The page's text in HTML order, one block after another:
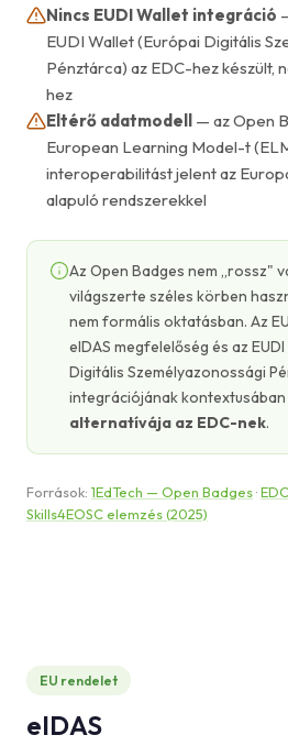
Nincs EUDI Wallet integráció
EUDI Wallet (Európai Digitális
Pénztárca) az EDC-hez készült,
hez
Eltérő adatmodell — az Open
European Learning Model-t
interoperabilitást jelent az
alapuló rendszerekkel
Az Open Badges nem „rossz"
világszerte széles körben
nem formális oktatásban. Az
eIDAS megfelelőség és az
Digitális Személyazonossági
integrációjának
alternatívája az EDC-nek.
Források: 1EdTech — Open Badges·
Skills4EOSC elemzés (2025)
EU rendelet
eIDAS